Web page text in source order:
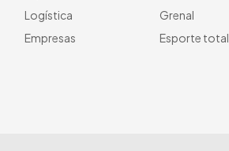
Logística
Empresas
Grenal
Esporte total